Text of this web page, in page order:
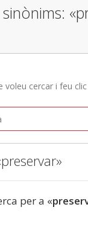
voleu cercar i feu
per a «